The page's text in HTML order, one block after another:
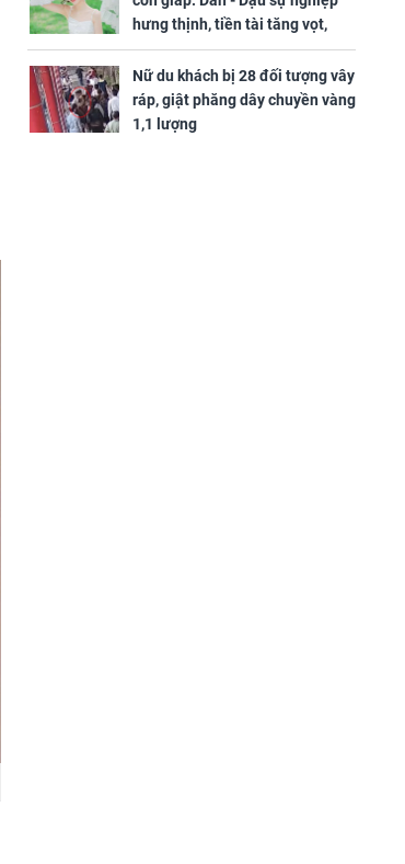
hưng thịnh, tiền tài tăng vọt,
Mão - Thân công việc bất trắc,
tiền mất tật mang
Nữ du khách bị 28 đối tượng vây
ráp, giật phăng dây chuyền vàng
1,1 lượng